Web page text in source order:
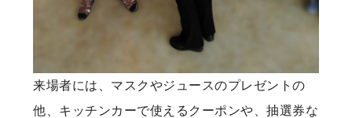
来場者には、マスクやジュースのプレゼントの
他、キッチンカーで使えるクーポンや、抽選券な